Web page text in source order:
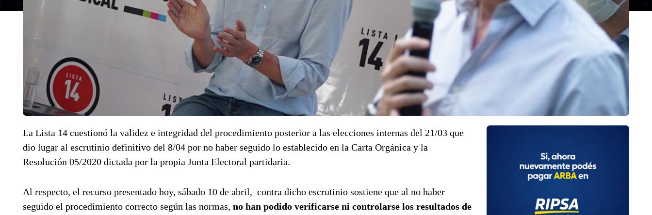
La Lista 14 cuestionó la validez e integridad del procedimiento posterior a las elecciones internas del 21/03 que
dio lugar al escrutinio definitivo del 8/04 por no haber seguido lo establecido en la Carta Orgánica y la
Resolución 05/2020 dictada por la propia Junta Electoral partidaria.
Al respecto, el recurso presentado hoy, sábado 10 de abril, contra dicho escrutinio sostiene que al no haber
seguido el procedimiento correcto según las normas, no han podido verificarse ni controlarse los resultados de